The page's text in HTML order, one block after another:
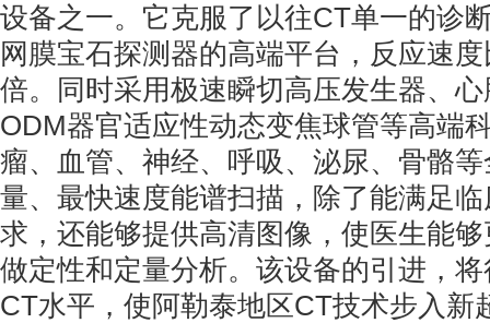
设备之一。它克服了以往CT单一的诊
网膜宝石探测器的高端平台，反应速
倍。同时采用极速瞬切高压发生器、
ODM器官适应性动态变焦球管等高端
瘤、血管、神经、呼吸、泌尿、骨骼
量、最快速度能谱扫描，除了能满足
求，还能够提供高清图像，使医生能
做定性和定量分析。该设备的引进，
CT水平，使阿勒泰地区CT技术步入新